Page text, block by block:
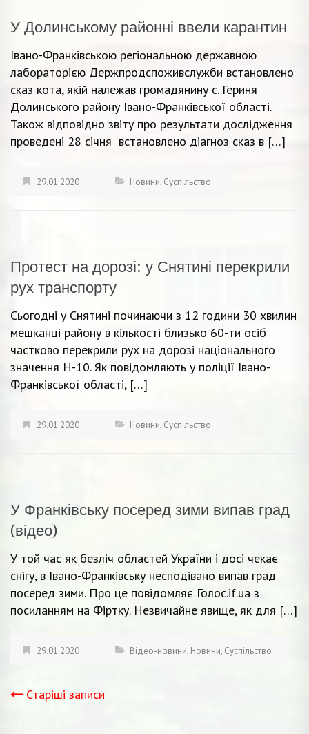
У Долинському районні ввели карантин
Івано-Франківською регіональною державною
лабораторією Держпродспоживслужби встановлено
сказ кота, якій належав громадянину с. Гериня
Долинського району Івано-Франківської області.
Також відповідно звіту про результати дослідження
проведені 28 січня встановлено діагноз сказ в […]
29.01.2020 Новини, Суспільство
Протест на дорозі: у Снятині перекрили
рух транспорту
Сьогодні у Снятині починаючи з 12 години 30 хвилин
мешканці району в кількості близько 60-ти осіб
частково перекрили рух на дорозі національного
значення Н-10. Як повідомляють у поліції Івано-
Франківської області, […]
29.01.2020 Новини, Суспільство
У Франківську посеред зими випав град
(відео)
У той час як безліч областей України і досі чекає
снігу, в Івано-Франківську несподівано випав град
посеред зими. Про це повідомляє Голос.if.uа з
посиланням на Фіртку. Незвичайне явище, як для […]
29.01.2020 Відео-новини, Новини, Суспільство
Навігація
Старіші записи